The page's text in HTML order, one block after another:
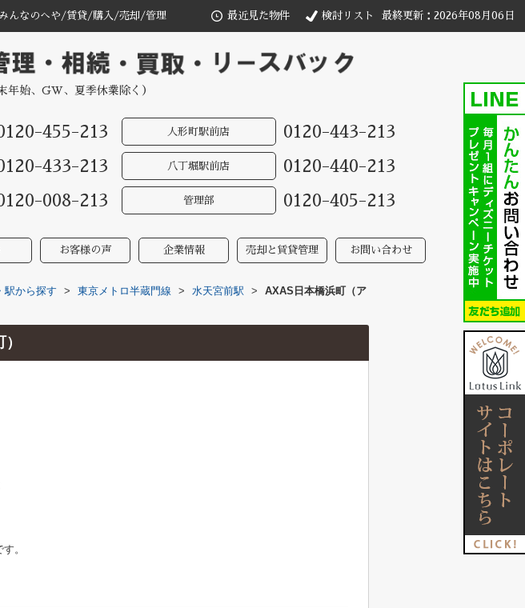
んなのへや/賃貸/購入/売却/管理 最近見た物件 検討リスト 最終更新：2026年08月06日
年始、GW、夏季休業除く）
455-213 人形町駅前店 0120-443-213
433-213 八丁堀駅前店 0120-440-213
008-213 管理部 0120-405-213
お客様の声 企業情報 売却と賃貸管理 お問い合わせ
駅から探す > 東京メトロ半蔵門線 > 水天宮前駅 >
AXAS日本橋浜町（ア
。